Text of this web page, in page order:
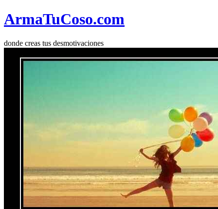
ArmaTuCoso.com
donde creas tus desmotivaciones